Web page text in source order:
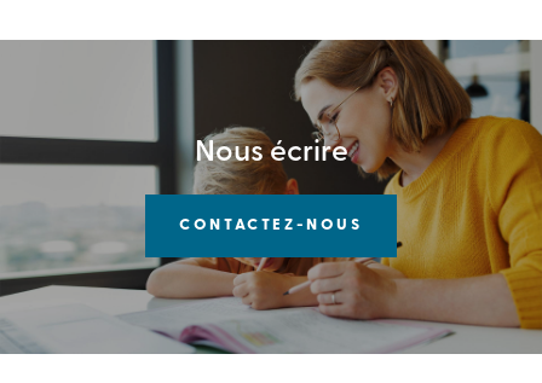
Nous écrire
CONTACTEZ-NOUS